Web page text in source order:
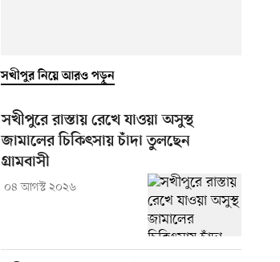
সখীপুর নিয়ে আরও পড়ুন
সখীপুরে রাস্তায় রেখে যাওয়া অসুস্থ
জামালের চিকিৎসায় চাঁদা তুলছেন
গ্রামবাসী
০৪ আগস্ট ২০২৬